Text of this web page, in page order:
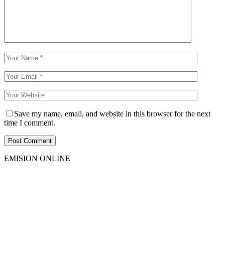
Save my name, email, and website in this browser for the next
time I comment.
EMISION ONLINE